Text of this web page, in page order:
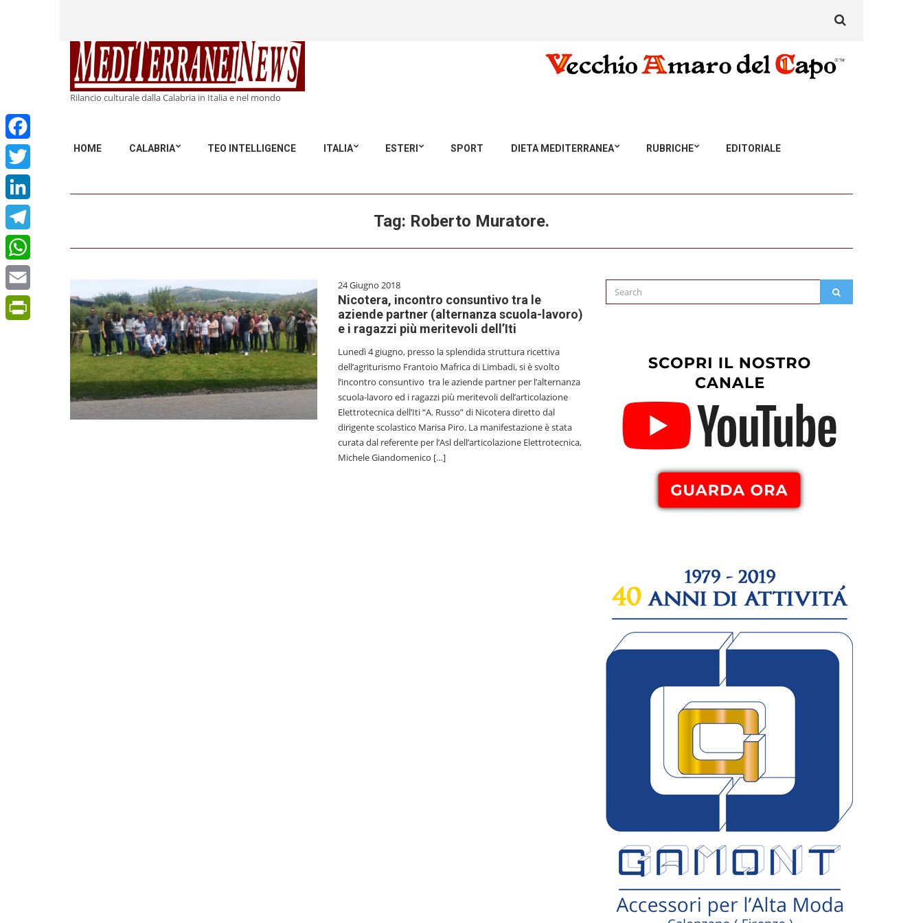
Rilancio culturale dalla Calabria in Italia e nel mondo
HOME CALABRIA TEO INTELLIGENCE ITALIA ESTERI SPORT DIETA MEDITERRANEA RUBRICHE EDITORIALE
for:
Facebook
Twitter
LinkedIn
Telegram
WhatsApp
Email
Tag: Roberto Muratore.
24 Giugno 2018
Nicotera, incontro consuntivo tra le
aziende partner (alternanza scuola-lavoro)
e i ragazzi più meritevoli dell’Iti
Lunedì 4 giugno, presso la splendida struttura ricettiva
dell’agriturismo Frantoio Mafrica di Limbadi, si è svolto
l’incontro consuntivo tra le aziende partner per l’alternanza
scuola-lavoro ed i ragazzi più meritevoli dell’articolazione
Elettrotecnica dell’Iti “A. Russo” di Nicotera diretto dal
dirigente scolastico Marisa Piro. La manifestazione è stata
curata dal referente per l’Asl dell’articolazione Elettrotecnica,
Michele Giandomenico […]
Search
for: